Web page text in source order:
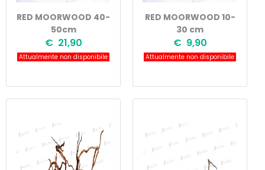
RED MOORWOOD 40-
50cm
€ 21,90
Attualmente non disponibile
RED MOORWOOD 10-
30 cm
€ 9,90
Attualmente non disponibile